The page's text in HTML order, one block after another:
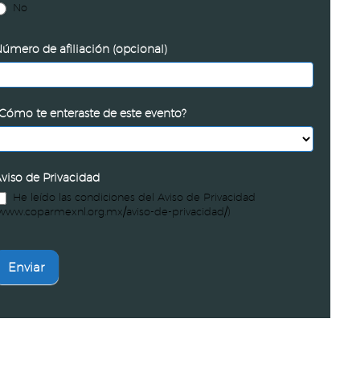
No
de afiliación (opcional)
te enteraste de este evento?
de Privacidad
He leído las condiciones del Aviso de Privacidad
aviso-de-privacidad/)
Enviar